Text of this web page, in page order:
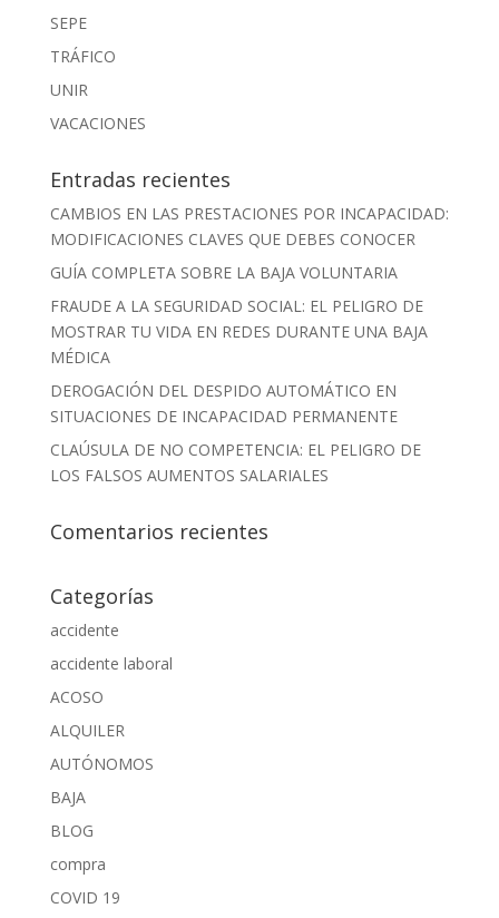
SEPE
TRÁFICO
UNIR
VACACIONES
Entradas recientes
CAMBIOS EN LAS PRESTACIONES POR INCAPACIDAD:
MODIFICACIONES CLAVES QUE DEBES CONOCER
GUÍA COMPLETA SOBRE LA BAJA VOLUNTARIA
FRAUDE A LA SEGURIDAD SOCIAL: EL PELIGRO DE
MOSTRAR TU VIDA EN REDES DURANTE UNA BAJA
MÉDICA
DEROGACIÓN DEL DESPIDO AUTOMÁTICO EN
SITUACIONES DE INCAPACIDAD PERMANENTE
CLAÚSULA DE NO COMPETENCIA: EL PELIGRO DE
LOS FALSOS AUMENTOS SALARIALES
Comentarios recientes
Categorías
accidente
accidente laboral
ACOSO
ALQUILER
AUTÓNOMOS
BAJA
BLOG
compra
COVID 19